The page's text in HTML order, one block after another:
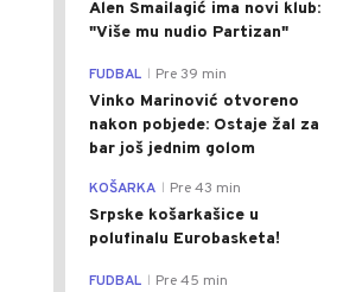
Alen Smailagić ima novi klub:
"Više mu nudio Partizan"
FUDBAL Pre 39 min
Vinko Marinović otvoreno
nakon pobjede: Ostaje žal za
bar još jednim golom
KOŠARKA Pre 43 min
Srpske košarkašice u
polufinalu Eurobasketa!
FUDBAL Pre 45 min